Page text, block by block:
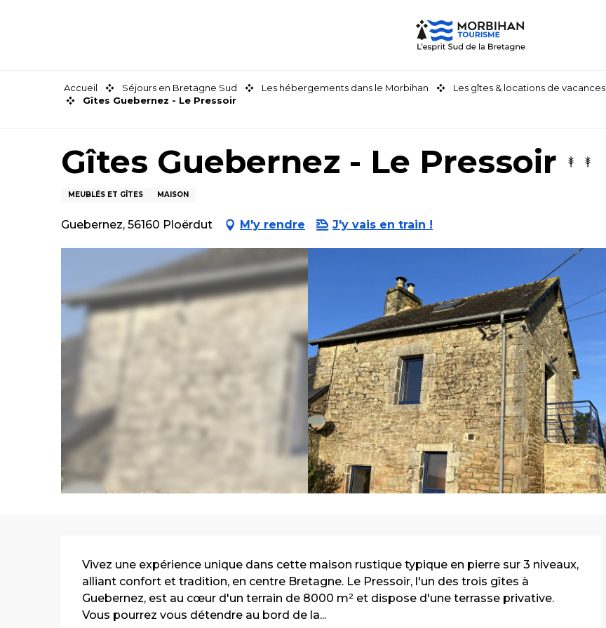
Accueil Séjours en Bretagne Sud Les hébergements dans le Morbihan Les gîtes & locations de vacances
Gîtes Guebernez - Le Pressoir
Gîtes Guebernez - Le Pressoir
MEUBLÉS ET GÎTES MAISON
Guebernez, 56160 Ploërdut M'y rendre J'y vais en train !
Description
Vivez une expérience unique dans cette maison rustique typique en pierre sur 3 niveaux,
alliant confort et tradition, en centre Bretagne. Le Pressoir, l'un des trois gîtes à
Guebernez, est au cœur d'un terrain de 8000 m² et dispose d'une terrasse privative.
Vous pourrez vous détendre au bord de la...